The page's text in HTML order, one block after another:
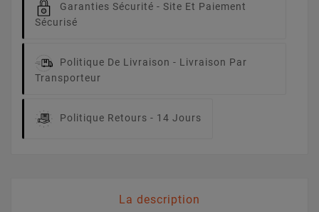
Garanties Sécurité - Site Et Paiement
Sécurisé
Politique De Livraison - Livraison Par
Transporteur
Politique Retours - 14 Jours
La description